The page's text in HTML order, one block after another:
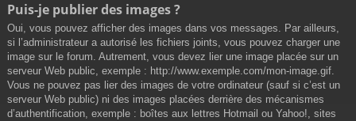
Puis-je publier des images ?
Oui, vous pouvez afficher des images dans vos messages. Par ailleurs,
si l’administrateur a autorisé les fichiers joints, vous pouvez charger une
image sur le forum. Autrement, vous devez lier une image placée sur un
serveur Web public, exemple : http://www.exemple.com/mon-image.gif.
Vous ne pouvez pas lier des images de votre ordinateur (sauf si c’est un
serveur Web public) ni des images placées derrière des mécanismes
d’authentification, exemple : boîtes aux lettres Hotmail ou Yahoo!, sites